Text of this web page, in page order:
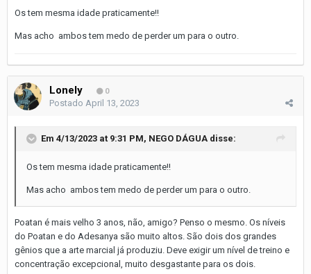
Os tem mesma idade praticamente!!
Mas acho ambos tem medo de perder um para o outro.
Lonely 0
Postado April 13, 2023
Em 4/13/2023 at 9:31 PM, NEGO DÁGUA disse:
Os tem mesma idade praticamente!!
Mas acho ambos tem medo de perder um para o outro.
Poatan é mais velho 3 anos, não, amigo? Penso o mesmo. Os níveis
do Poatan e do Adesanya são muito altos. São dois dos grandes
gênios que a arte marcial já produziu. Deve exigir um nível de treino e
concentração excepcional, muito desgastante para os dois.